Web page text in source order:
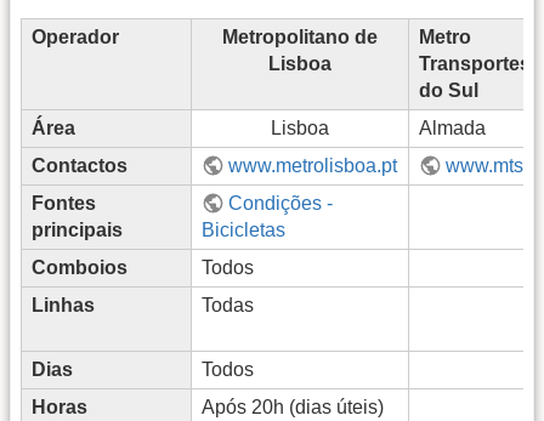
Operador
Metropolitano de
Lisboa
Metro
Transportes
do Sul
Área
Lisboa
Almada
Contactos
www.metrolisboa.pt
www.mts.pt
Fontes
principais
Condições -
Bicicletas
Comboios
Todos
Linhas
Todas
Dias
Todos
Horas
Após 20h (dias úteis)